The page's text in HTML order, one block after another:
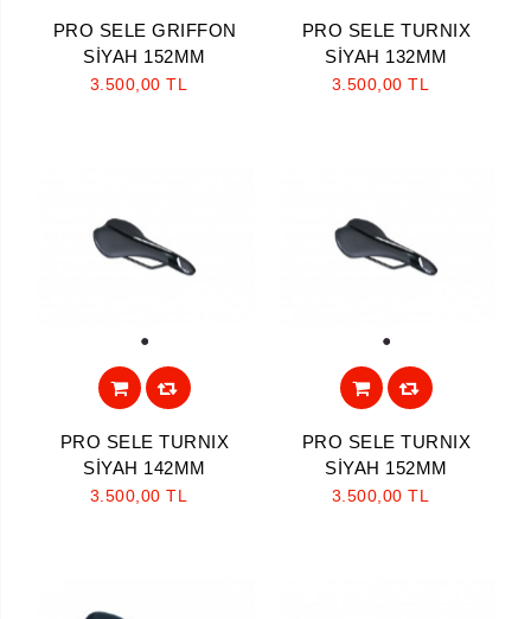
PRO SELE GRIFFON
SİYAH 152MM
3.500,00 TL
PRO SELE TURNIX
SİYAH 132MM
3.500,00 TL
PRO SELE TURNIX
SİYAH 142MM
3.500,00 TL
PRO SELE TURNIX
SİYAH 152MM
3.500,00 TL